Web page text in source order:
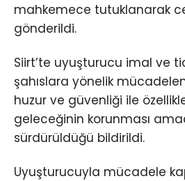
mahkemece tutuklanarak
gönderildi.
Siirt’te uyuşturucu imal ve
şahıslara yönelik
huzur ve güvenliği ile
geleceğinin korunması
sürdürüldüğü bildirildi.
Uyuşturucuyla mücadele